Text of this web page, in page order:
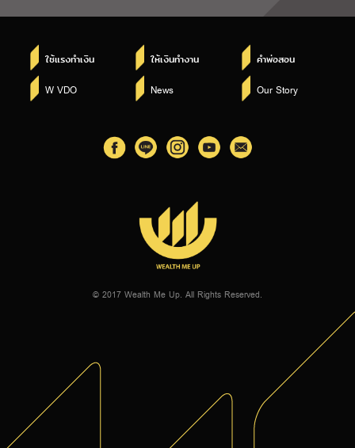
ใช้แรงทำเงิน ให้เงินทำงาน คำพ่อสอน
W VDO News Our Story
© 2017 Wealth Me Up. All Rights Reserved.